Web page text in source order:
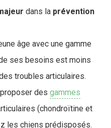
dans la prévention
âge avec une gamme
ses besoins est moins
troubles articulaires.
des gammes
(chondroïtine et
les chiens prédisposés.